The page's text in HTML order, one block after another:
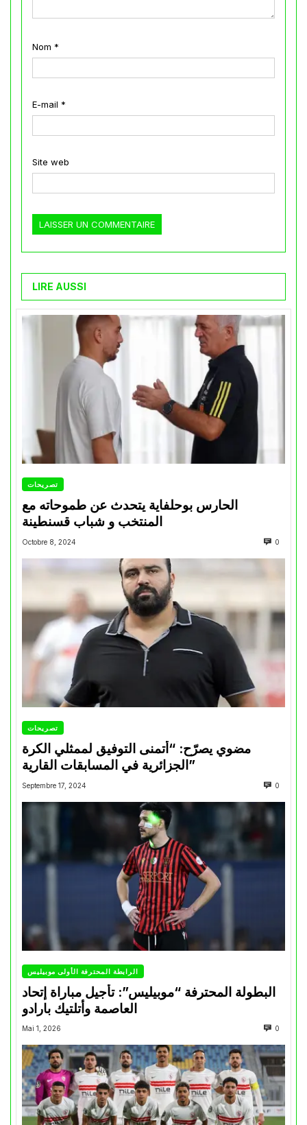
Nom *
E-mail *
Site web
LIRE AUSSI
تصريحات
الحارس بوحلفاية يتحدث عن طموحاته مع
المنتخب و شباب قسنطينة
Octobre 8, 2024 0
تصريحات
مضوي يصرّح: “أتمنى التوفيق لممثلي الكرة
الجزائرية في المسابقات القارية”
Septembre 17, 2024 0
الرابطة المحترفة الأولى موبيليس
البطولة المحترفة “موبيليس”: تأجيل مباراة إتحاد
العاصمة وأتلتيك بارادو
Mai 1, 2026 0